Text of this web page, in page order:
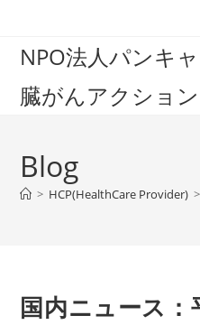
contentNPO法人パンキ
臓がんアクショ
Blog
> HCP(HealthCare Provider) >
国内ニュース